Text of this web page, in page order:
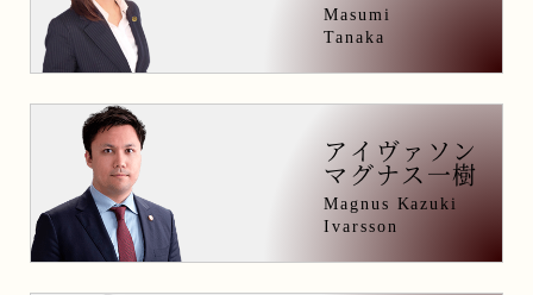
Masumi
Tanaka
アイヴァソン
マグナス一樹
Magnus Kazuki
Ivarsson